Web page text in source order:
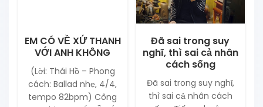
EM CÓ VỀ XỨ THANH
VỚI ANH KHÔNG
(Lời: Thái Hồ – Phong
cách: Ballad nhẹ, 4/4,
tempo 82bpm) Công
Đã sai trong suy
nghĩ, thì sai cả nhân
cách sống
Đã sai trong suy nghĩ,
thì sai cả nhân cách